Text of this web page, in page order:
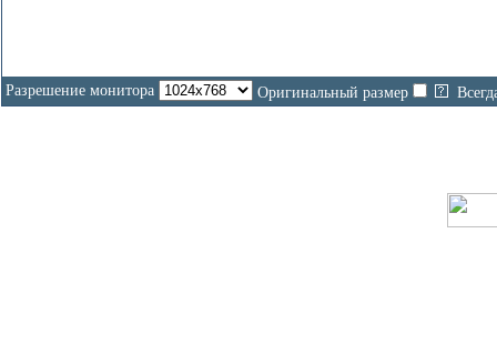
Разрешение монитора Оригинальный размер